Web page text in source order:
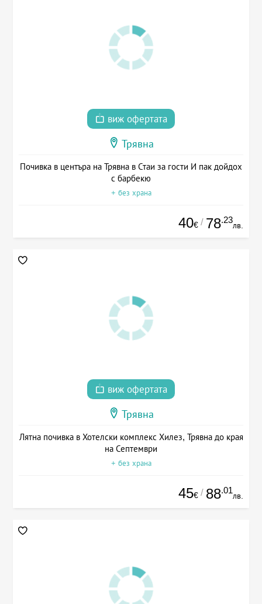
виж офертата
Трявна
Почивка в центъра на Трявна в Стаи за гости И пак дойдох
с барбекю
+ без храна
40€ / 78.23
лв.
виж офертата
Трявна
Лятна почивка в Хотелски комплекс Хилез, Трявна до края
на Септември
+ без храна
45€ / 88.01
лв.